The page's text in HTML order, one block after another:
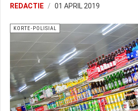
REDACTIE 01 APRIL 2019
KORTE-POLISIAL